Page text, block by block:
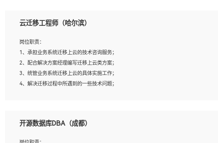
岗位要求：
2、熟悉tensorflow，keras，pytorch等常规深度学习框架，快速根据客户需求实现
有效的模型；
3、熟悉掌握至少一种编程语言，如：Python，Java；
4、 熟悉NLP相关算法与实现；
5、至少有一次及以上问答系统的项目实践，熟悉问答系统全流程开发者优先；
云迁移工程师（哈尔滨）
岗位职责：
1、承担业务系统迁移上云的技术咨询服务；
2、配合解决方案经理编写迁移上云类方案；
3、统管业务系统迁移上云的具体实施工作；
4、解决迁移过程中所遇到的一些技术问题；
1、专科及以上学历，三年以上工作经验，计算机等相关专业；
开源数据库DBA（成都）